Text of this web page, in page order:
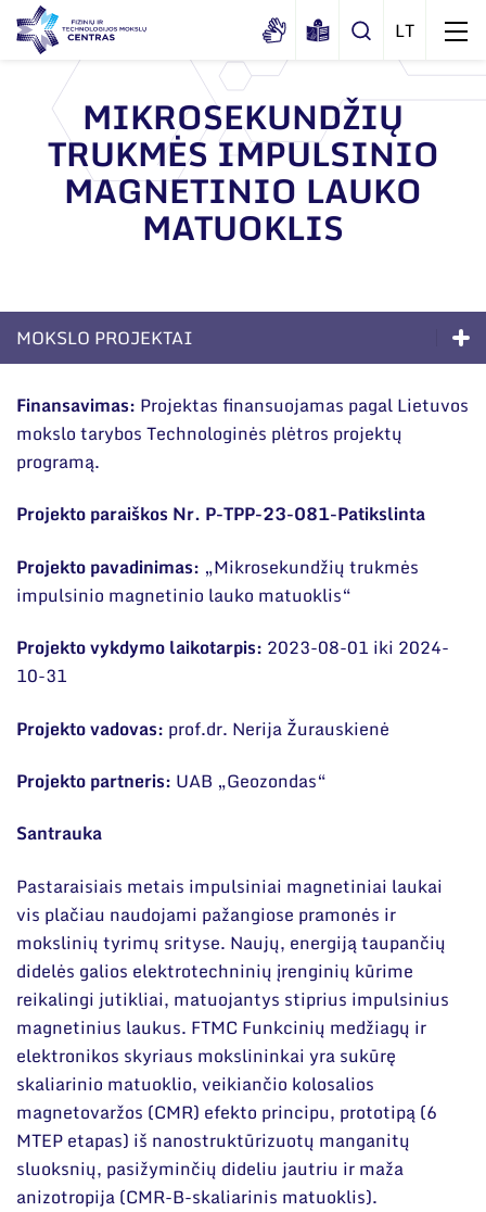
Apie mus
Dokumentai
Sertifikatai ir akreditavimo pažymėjimai
Korupcijos prevencija
Duomenų apsauga
Darbuotojams
Nuorodos
organizacijose bei asociacijose
Struktūra
Administracija
Moksliniai skyriai
Mokslo taryba
Tarptautinė patarėjų taryba
Tinklalaidės
Bendri rekvizitai
Administracija
Darbuotojų kontaktai
MIKROSEKUNDŽIŲ
TRUKMĖS IMPULSINIO
MAGNETINIO LAUKO
MATUOKLIS
MOKSLO PROJEKTAI
Ilgalaikės programos
Moksliniai skyriai
Mokslinės publikacijos
Mokslo projektai
Mokslo renginiai
Finansavimas: Projektas finansuojamas pagal Lietuvos
mokslo tarybos Technologinės plėtros projektų
programą.
Projekto paraiškos Nr. P-TPP-23-081-Patikslinta
Projekto pavadinimas: „Mikrosekundžių trukmės
impulsinio magnetinio lauko matuoklis“
Projekto vykdymo laikotarpis: 2023-08-01 iki 2024-
10-31
Projekto vadovas: prof.dr. Nerija Žurauskienė
Projekto partneris: UAB „Geozondas“
Santrauka
Pastaraisiais metais impulsiniai magnetiniai laukai
vis plačiau naudojami pažangiose pramonės ir
mokslinių tyrimų srityse. Naujų, energiją taupančių
didelės galios elektrotechninių įrenginių kūrime
reikalingi jutikliai, matuojantys stiprius impulsinius
magnetinius laukus. FTMC Funkcinių medžiagų ir
elektronikos skyriaus mokslininkai yra sukūrę
skaliarinio matuoklio, veikiančio kolosalios
magnetovaržos (CMR) efekto principu, prototipą (6
MTEP etapas) iš nanostruktūrizuotų manganitų
sluoksnių, pasižyminčių dideliu jautriu ir maža
anizotropija (CMR-B-skaliarinis matuoklis).